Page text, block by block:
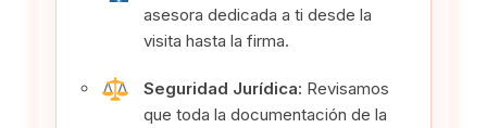
asesora dedicada a ti desde la
visita hasta la firma.
Seguridad Jurídica: Revisamos
que toda la documentación de la